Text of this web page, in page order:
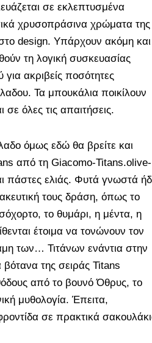
σε εκλεπτυσμένα
χρυσοπράσινα χρώματα της
στο design. Υπάρχουν ακόμη και
τη λογική συσκευασίας
ακριβείς ποσότητες
Τα μπουκάλια ποικίλουν
όλες τις απαιτήσεις.
όμως εδώ θα βρείτε και
από τη Giacomo-Titans.olive-
πάστες ελιάς. Φυτά γνωστά
τους δράση, όπως το
το θυμάρι, η μέντα, η
έτοιμα να τονώνουν τον
των… Τιτάνων ενάντια στην
της σειράς Titans
από το βουνό Όθρυς, το
μυθολογία. Έπειτα,
σε πρακτικά